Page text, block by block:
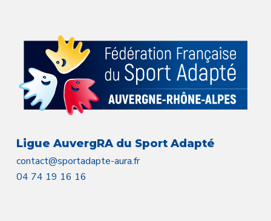
Ligue AuvergRA du Sport Adapté
contact@sportadapte-aura.fr
04 74 19 16 16